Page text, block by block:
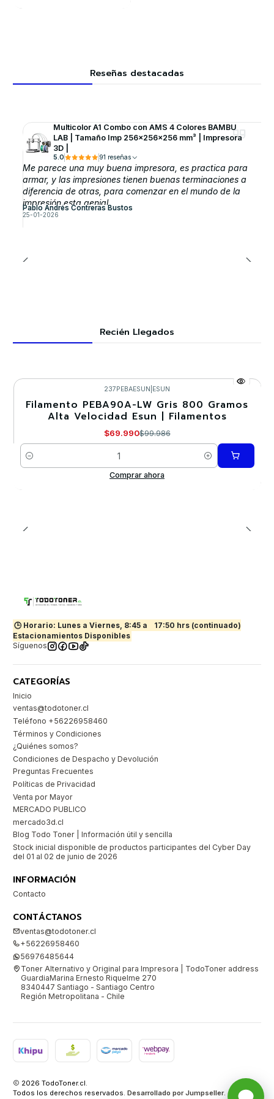
Reseñas destacadas
Multicolor A1 Combo con AMS 4 Colores BAMBU
LAB | Tamaño Imp 256×256×256 mm³ | Impresora
3D |
5.0 91 reseñas
Me parece una muy buena impresora, es practica para
armar, y las impresiones tienen buenas terminaciones a
diferencia de otras, para comenzar en el mundo de la
impresión esta genial.
Pablo Andrés Contreras Bustos
25-01-2026
Recién Llegados
-30%
237PEBAESUN ESUN
Filamento PEBA90A-LW Gris 800 Gramos
Alta Velocidad Esun | Filamentos
$69.990$99.986
Cantidad
Comprar ahora
🕒 Horario: Lunes a Viernes, 8:45 a
17:50 hrs (continuado)
Estacionamientos Disponibles
Síguenos
CATEGORÍAS
Inicio
ventas@todotoner.cl
Teléfono +56226958460
Términos y Condiciones
¿Quiénes somos?
Condiciones de Despacho y Devolución
Preguntas Frecuentes
Políticas de Privacidad
Venta por Mayor
MERCADO PUBLICO
mercado3d.cl
Blog Todo Toner | Información útil y sencilla
Stock inicial disponible de productos participantes del Cyber Day
del 01 al 02 de junio de 2026
INFORMACIÓN
Contacto
CONTÁCTANOS
ventas@todotoner.cl
+56226958460
56976485644
Toner Alternativo y Original para Impresora | TodoToner address
GuardiaMarina Ernesto Riquelme 270
8340447 Santiago - Santiago Centro
Región Metropolitana - Chile
2026 TodoToner.cl.
Todos los derechos reservados. Desarrollado por Jumpseller.